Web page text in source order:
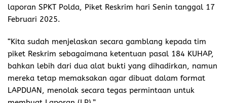
laporan SPKT Polda, Piket Reskrim hari Senin tanggal 17
Februari 2025.
“Kita sudah menjelaskan secara gamblang kepada tim
piket Reskrim sebagaimana ketentuan pasal 184 KUHAP,
bahkan lebih dari dua alat bukti yang dihadirkan, namun
mereka tetap memaksakan agar dibuat dalam format
LAPDUAN, menolak secara tegas permintaan untuk